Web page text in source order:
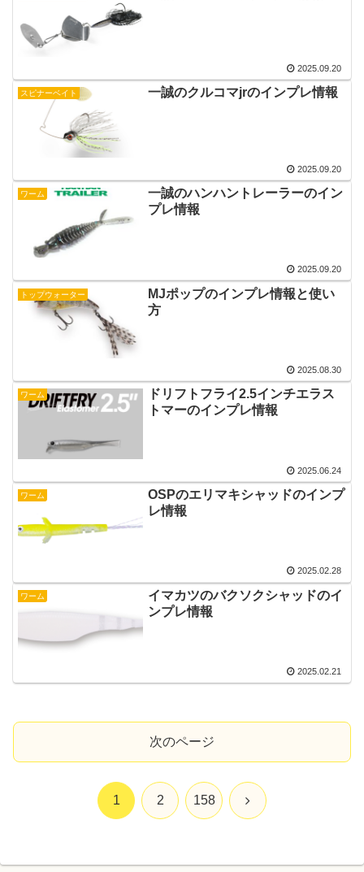
2025.09.20
スピナーベイト 一誠のクルコマjrのインプレ情報
2025.09.20
ワーム
一誠のハンハントレーラーのイン
プレ情報
2025.09.20
トップウォーター
MJポップのインプレ情報と使い
方
2025.08.30
ワーム
ドリフトフライ2.5インチエラス
トマーのインプレ情報
2025.06.24
ワーム
OSPのエリマキシャッドのインプ
レ情報
2025.02.28
ワーム
イマカツのバクソクシャッドのイ
ンプレ情報
2025.02.21
次のページ
1 2 158 次